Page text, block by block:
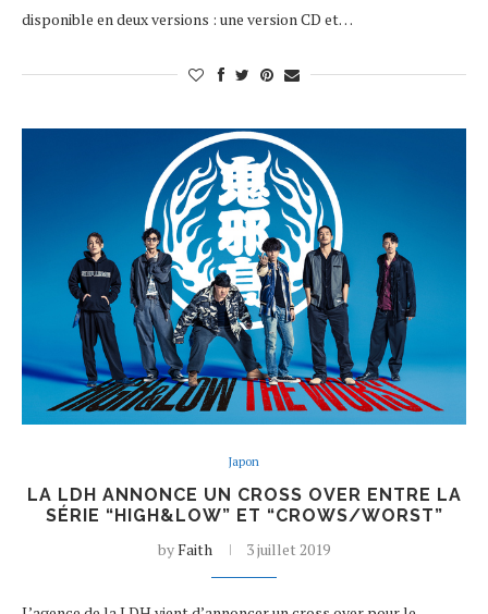
disponible en deux versions : une version CD et…
Japon
LA LDH ANNONCE UN CROSS OVER ENTRE LA
SÉRIE “HIGH&LOW” ET “CROWS/WORST”
byFaith 3 juillet 2019